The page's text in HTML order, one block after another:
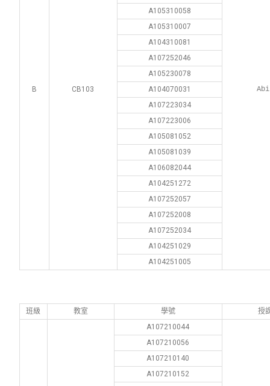
B CB103
A105310058
A105310007
A104310081
A107252046
A105230078
A104070031
A107223034
A107223006
A105081052
A105081039
A106082044
A104251272
A107252057
A107252008
A107252034
A104251029
A104251005
班級 教室 學號 授
A107210044
A107210056
A107210140
A107210152